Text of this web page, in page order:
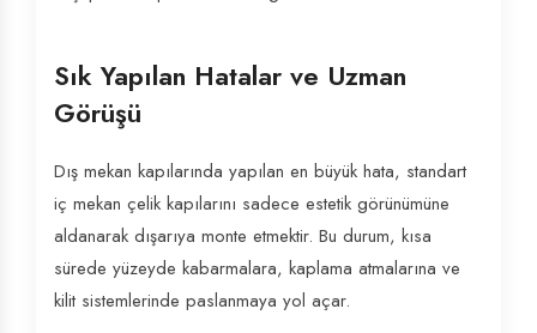
Sık Yapılan Hatalar ve Uzman
Görüşü
Dış mekan kapılarında yapılan en büyük hata, standart
iç mekan çelik kapılarını sadece estetik görünümüne
aldanarak dışarıya monte etmektir. Bu durum, kısa
sürede yüzeyde kabarmalara, kaplama atmalarına ve
kilit sistemlerinde paslanmaya yol açar.